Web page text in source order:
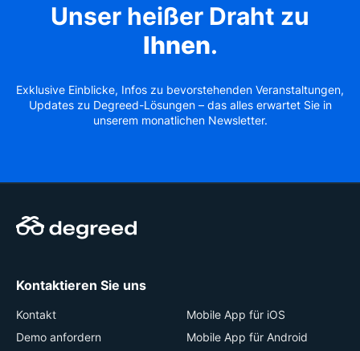
Unser heißer Draht zu
Ihnen.
Exklusive Einblicke, Infos zu bevorstehenden Veranstaltungen,
Updates zu Degreed-Lösungen – das alles erwartet Sie in
unserem monatlichen Newsletter.
Kontaktieren Sie uns
Kontakt
Demo anfordern
Mobile App für iOS
Mobile App für Android